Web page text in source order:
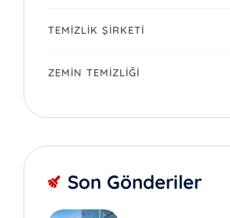
TEMIZLIK ŞIRKETI
ZEMIN TEMIZLIĞI
Son Gönderiler